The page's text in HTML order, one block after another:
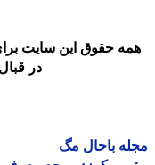
حقوق این سایت
در قبال
باحال مگ